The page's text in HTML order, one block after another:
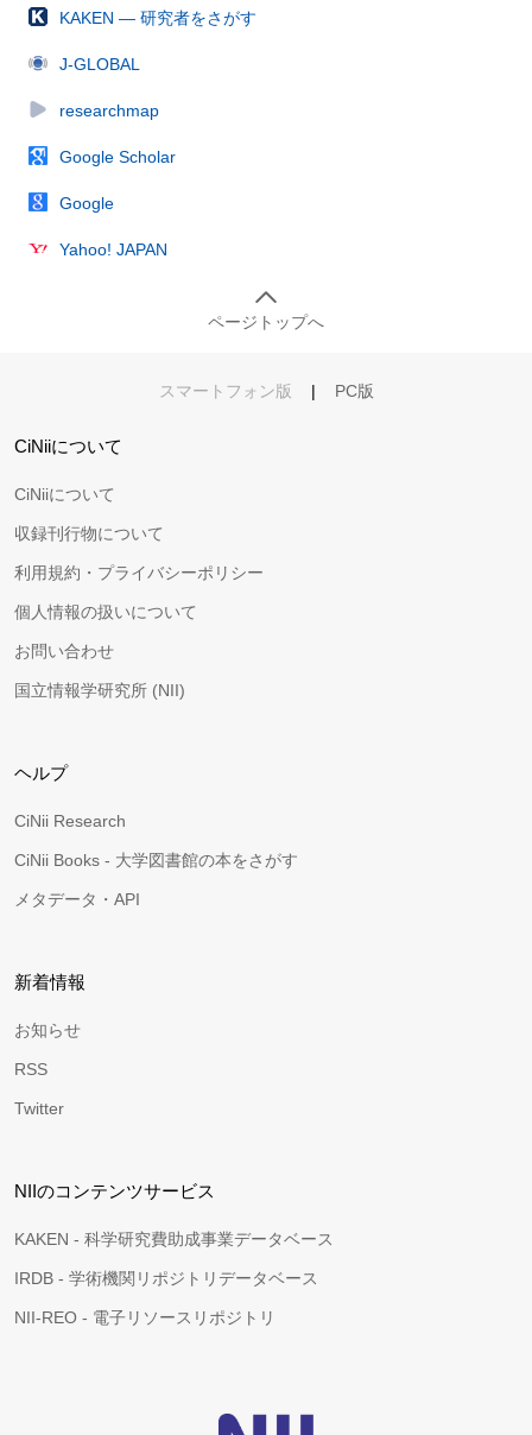
KAKEN — 研究者をさがす
J-GLOBAL
researchmap
Google Scholar
Google
Yahoo! JAPAN
ページトップへ
スマートフォン版 | PC版
CiNiiについて
CiNiiについて
収録刊行物について
利用規約・プライバシーポリシー
個人情報の扱いについて
お問い合わせ
国立情報学研究所 (NII)
ヘルプ
CiNii Research
CiNii Books - 大学図書館の本をさがす
メタデータ・API
新着情報
お知らせ
RSS
Twitter
NIIのコンテンツサービス
KAKEN - 科学研究費助成事業データベース
IRDB - 学術機関リポジトリデータベース
NII-REO - 電子リソースリポジトリ